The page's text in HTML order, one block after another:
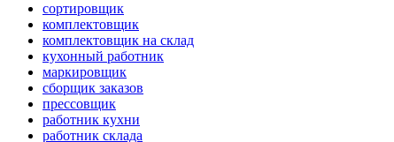
сортировщик
комплектовщик
комплектовщик на склад
кухонный работник
маркировщик
сборщик заказов
прессовщик
работник кухни
работник склада